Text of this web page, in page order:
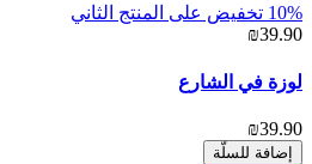
10% تخفيض على المنتج الثاني
₪39.90
لوزة في الشارع
₪39.90
إضافة للسلّة